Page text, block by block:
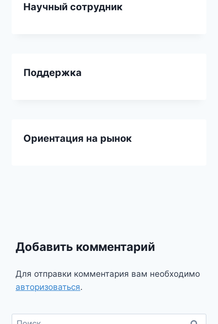
Научный сотрудник
Поддержка
Ориентация на рынок
Добавить комментарий
Для отправки комментария вам необходимо
авторизоваться.
Найти: